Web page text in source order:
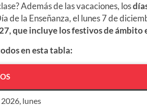
Además de las vacaciones, los
de la Enseñanza, el lunes 7 de
, que incluye los festivos de
en esta tabla:
lunes